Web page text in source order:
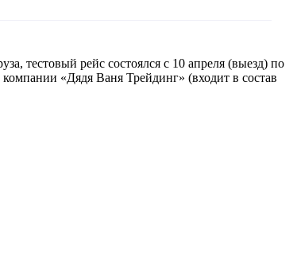
тестовый рейс состоялся с 10 апреля (выезд) по
«Дядя Ваня Трейдинг» (входит в состав